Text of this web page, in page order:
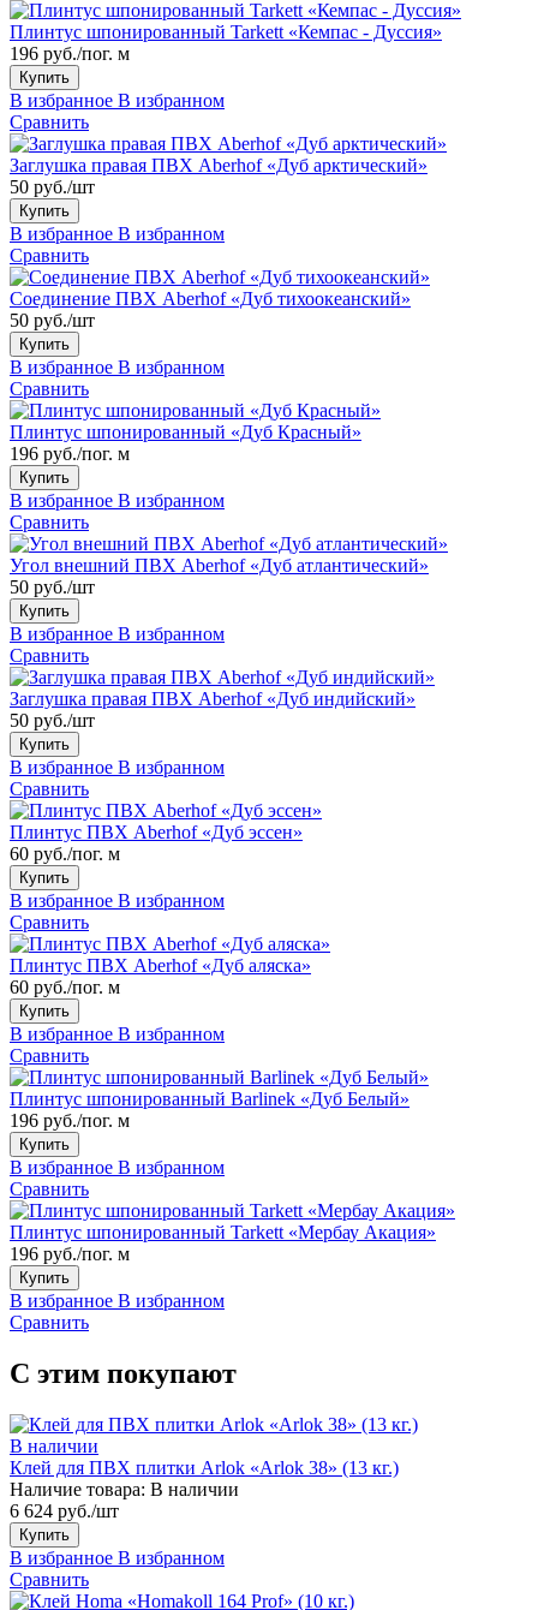
Плинтус шпонированный Tarkett «Кемпас - Дуссия»
196 руб./пог. м
Купить
В избранное В избранном
Сравнить
Заглушка правая ПВХ Aberhof «Дуб арктический»
50 руб./шт
Купить
В избранное В избранном
Сравнить
Соединение ПВХ Aberhof «Дуб тихоокеанский»
50 руб./шт
Купить
В избранное В избранном
Сравнить
Плинтус шпонированный «Дуб Красный»
196 руб./пог. м
Купить
В избранное В избранном
Сравнить
Угол внешний ПВХ Aberhof «Дуб атлантический»
50 руб./шт
Купить
В избранное В избранном
Сравнить
Заглушка правая ПВХ Aberhof «Дуб индийский»
50 руб./шт
Купить
В избранное В избранном
Сравнить
Плинтус ПВХ Aberhof «Дуб эссен»
60 руб./пог. м
Купить
В избранное В избранном
Сравнить
Плинтус ПВХ Aberhof «Дуб аляска»
60 руб./пог. м
Купить
В избранное В избранном
Сравнить
Плинтус шпонированный Barlinek «Дуб Белый»
196 руб./пог. м
Купить
В избранное В избранном
Сравнить
Плинтус шпонированный Tarkett «Мербау Акация»
196 руб./пог. м
Купить
В избранное В избранном
Сравнить
С этим покупают
В наличии
Клей для ПВХ плитки Arlok «Arlok 38» (13 кг.)
Наличие товара: В наличии
6 624 руб./шт
Купить
В избранное В избранном
Сравнить